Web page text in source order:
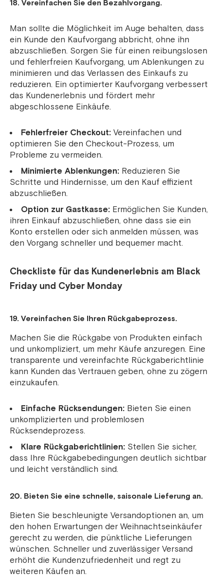
18. Vereinfachen Sie den Bezahlvorgang.
Man sollte die Möglichkeit im Auge behalten, dass
ein Kunde den Kaufvorgang abbricht, ohne ihn
abzuschließen. Sorgen Sie für einen reibungslosen
und fehlerfreien Kaufvorgang, um Ablenkungen zu
minimieren und das Verlassen des Einkaufs zu
reduzieren. Ein optimierter Kaufvorgang verbessert
das Kundenerlebnis und fördert mehr
abgeschlossene Einkäufe.
Fehlerfreier Checkout: Vereinfachen und
optimieren Sie den Checkout-Prozess, um
Probleme zu vermeiden.
Minimierte Ablenkungen: Reduzieren Sie
Schritte und Hindernisse, um den Kauf effizient
abzuschließen.
Option zur Gastkasse: Ermöglichen Sie Kunden,
ihren Einkauf abzuschließen, ohne dass sie ein
Konto erstellen oder sich anmelden müssen, was
den Vorgang schneller und bequemer macht.
Checkliste für das Kundenerlebnis am Black
Friday und Cyber ​​Monday
19. Vereinfachen Sie Ihren Rückgabeprozess.
Machen Sie die Rückgabe von Produkten einfach
und unkompliziert, um mehr Käufe anzuregen. Eine
transparente und vereinfachte Rückgaberichtlinie
kann Kunden das Vertrauen geben, ohne zu zögern
einzukaufen.
Einfache Rücksendungen: Bieten Sie einen
unkomplizierten und problemlosen
Rücksendeprozess.
Klare Rückgaberichtlinien: Stellen Sie sicher,
dass Ihre Rückgabebedingungen deutlich sichtbar
und leicht verständlich sind.
20. Bieten Sie eine schnelle, saisonale Lieferung an.
Bieten Sie beschleunigte Versandoptionen an, um
den hohen Erwartungen der Weihnachtseinkäufer
gerecht zu werden, die pünktliche Lieferungen
wünschen. Schneller und zuverlässiger Versand
erhöht die Kundenzufriedenheit und regt zu
weiteren Käufen an.